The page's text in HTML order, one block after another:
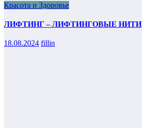
Красота и Здоровье
ЛИФТИНГ – ЛИФТИНГОВЫЕ НИТИ
18.08.2024 fillin